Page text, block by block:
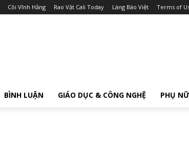
Cõi Vĩnh Hằng Rao Vặt Cali Today Làng Báo Việt Terms of
BÌNH LUẬN GIÁO DỤC & CÔNG NGHỆ PHỤ NỮ